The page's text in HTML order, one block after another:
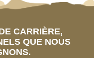
CARRIÈRE,
QUE NOUS